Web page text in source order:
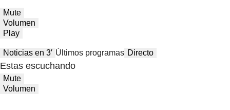
Mute
Volumen
Play
Noticias en 3′ Últimos programas Directo
Estas escuchando
Mute
Volumen